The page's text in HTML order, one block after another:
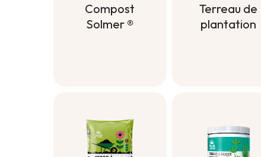
Compost
Solmer ®
Terreau de
plantation